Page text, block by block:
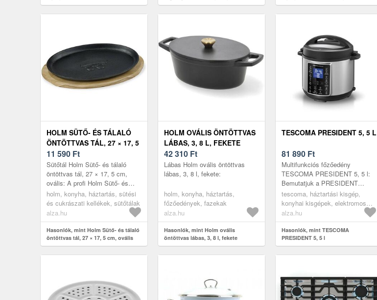
HOLM SÜTŐ- ÉS TÁLALÓ
ÖNTÖTTVAS TÁL, 27 × 17, 5
CM, OVÁLIS
11 590 Ft
Sütőtál Holm Sütő- és tálaló
öntöttvas tál, 27 × 17, 5 cm,
ovális: A profi Holm Sütő- és
tálaló öntöttvas tál, 27 × 17, 5
cm, ovális termék leglény...
holm, konyha, háztartás, sütési
és cukrászati kellékek, sütőtálak
alza.hu
Hasonlók, mint Holm Sütő- és tálaló
öntöttvas tál, 27 × 17, 5 cm, ovális
HOLM OVÁLIS ÖNTÖTTVAS
LÁBAS, 3, 8 L, FEKETE
42 310 Ft
Lábas Holm ovális öntöttvas
lábas, 3, 8 l, fekete:
holm, konyha, háztartás,
főzőedények, fazekak
alza.hu
Hasonlók, mint Holm ovális
öntöttvas lábas, 3, 8 l, fekete
TESCOMA PRESIDENT 5, 5 L
81 890 Ft
Multifunkciós főzőedény
TESCOMA PRESIDENT 5, 5 l:
Bemutatjuk a PRESIDENT
multifunkcionális elektromos
gyorsfőző edényt, amely
egyaránt lenyűgözi a ...
tescoma, háztartási kisgép,
konyhai kisgépek, elektromos
edények
alza.hu
Hasonlók, mint TESCOMA
PRESIDENT 5, 5 l